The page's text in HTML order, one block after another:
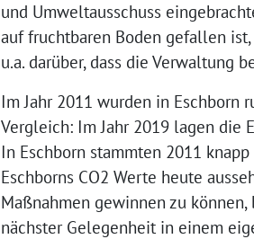
und Umweltausschuss
auf fruchtbaren Boden gefallen
u.a. darüber, dass die Verwaltung
Im Jahr 2011 wurden in Eschborn
Vergleich: Im Jahr 2019 lagen die
In Eschborn stammten 2011
Eschborns CO2 Werte heute
Maßnahmen gewinnen zu
nächster Gelegenheit in einem